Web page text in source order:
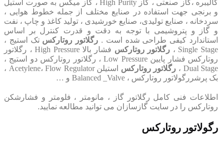
کالیبره ،گاز صنعتی ، گاز High Purity ، گاز میکس به صورت استیل
و برنجی جهت استفاده در صنایع مختلف از جمله خطوط هوایی ،
سردخانه ، صنایع تولیدی، صنایع خورشیدی ، تولید کاغذ و چاپ ، نفت
و گاز و پتروشیمی با توجه به دقت و قدرت کنترل بر اساس
استاندارد کیفی طراحی شده است . رگلاتور روتارکس تک استیج ،
Single Stage ،
رگلاتور روتارکس
فشار بالا High Pressure ، رگلاتور
روتارکس فشار پایین Low Pressure ، رگلاتور روتارکس دو استیج ،
Dual Stage ،
رگلاتور روتارکس
استیلن Acetylene، Flow Regulator ،
بک پرشررگولاتور روتارکس ، Balanced _Valve و …
اطلاعات فنی کامل رگلاتور گاز ، مانومتر ، فلومتر و فشارشکن
روتارکس را در سایت گازسازان می توانید مطالعه نمایید.
رگولاتور روتارکس